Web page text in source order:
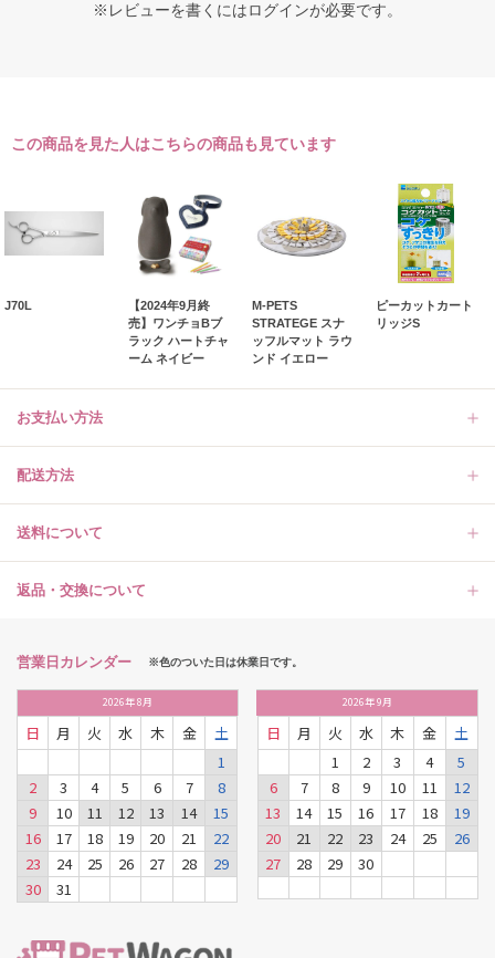
※レビューを書くにはログインが必要です。
この商品を見た人はこちらの商品も見ています
J70L
【2024年9月終
売】ワンチョBブ
ラック ハートチャ
ーム ネイビー
M-PETS
STRATEGE スナ
ッフルマット ラウ
ンド イエロー
ピーカットカート
リッジS
お支払い方法
配送方法
送料について
返品・交換について
営業日カレンダー ※色のついた日は休業日です。
2026年8月
日 月 火 水 木 金
土
1
2
3 4 5 6 7
8
9
10 11 12 13 14
15
16
17 18 19 20 21
22
23
24 25 26 27 28
29
30
31
2026年9月
日 月 火 水 木 金
土
1
2 3 4
5
6
7 8 9 10 11
12
13
14 15 16 17 18
19
20
21 22 23 24 25
26
27
28 29 30